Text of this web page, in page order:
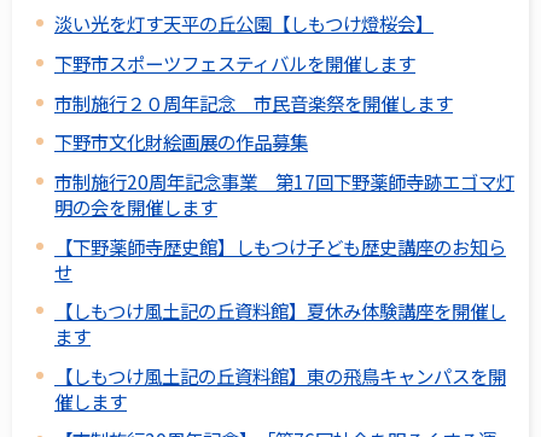
淡い光を灯す天平の丘公園【しもつけ燈桜会】
下野市スポーツフェスティバルを開催します
市制施行２０周年記念 市民音楽祭を開催します
下野市文化財絵画展の作品募集
市制施行20周年記念事業 第17回下野薬師寺跡エゴマ灯
明の会を開催します
【下野薬師寺歴史館】しもつけ子ども歴史講座のお知ら
せ
【しもつけ風土記の丘資料館】夏休み体験講座を開催し
ます
【しもつけ風土記の丘資料館】東の飛鳥キャンパスを開
催します